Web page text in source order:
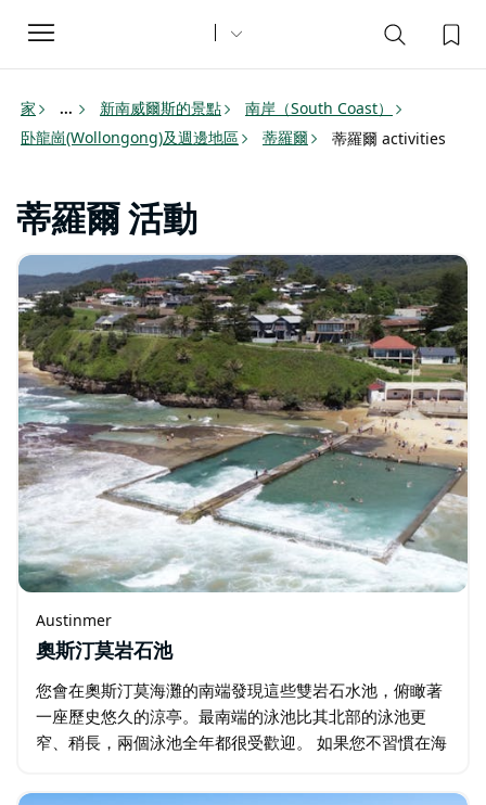
Toggle
navigation
家 ... 新南威爾斯的景點
南岸（South Coast）
卧龍崗(Wollongong)及週邊地區
蒂羅爾 蒂羅爾 activities
蒂羅爾 活動
Austinmer
奧斯汀莫岩石池
您會在奧斯汀莫海灘的南端發現這些雙岩石水池，俯瞰著
一座歷史悠久的涼亭。最南端的泳池比其北部的泳池更
窄、稍長，兩個泳池全年都很受歡迎。 如果您不習慣在海
以直接游到海浪中，然後隨著海浪從您身邊流過…